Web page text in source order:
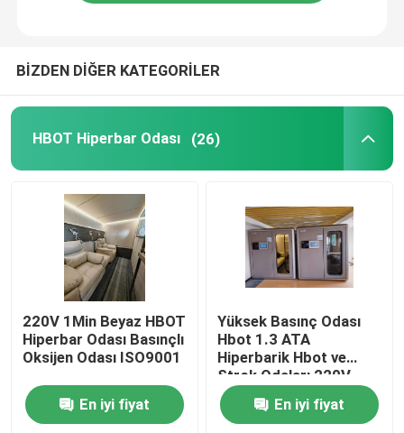
BİZDEN DİĞER KATEGORİLER
HBOT Hiperbar Odası (26)
220V 1Min Beyaz HBOT
Hiperbar Odası Basınçlı
Oksijen Odası ISO9001
En iyi fiyat
Yüksek Basınç Odası
Hbot 1.3 ATA
Hiperbarik Hbot ve
Strok Odaları 220V
En iyi fiyat